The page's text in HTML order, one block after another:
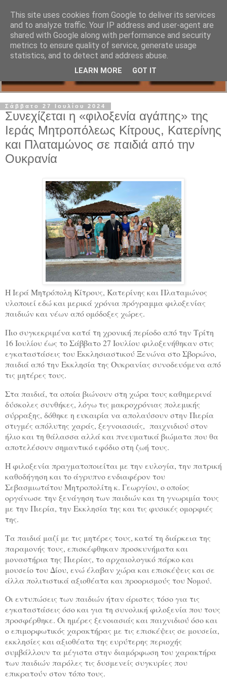
Σάββατο 27 Ιουλίου 2024
Συνεχίζεται η «φιλοξενία αγάπης» της
Ιεράς Μητροπόλεως Κίτρους, Κατερίνης
και Πλαταμώνος σε παιδιά από την
Ουκρανία
Η Ιερά Μητρόπολη Κίτρους, Κατερίνης και Πλαταμώνος
υλοποιεί εδώ και μερικά χρόνια πρόγραμμα φιλοξενίας
παιδιών και νέων από ομόδοξες χώρες.
Πιο συγκεκριμένα κατά τη χρονική περίοδο από την Τρίτη
16 Ιουλίου έως το Σάββατο 27 Ιουλίου φιλοξενήθηκαν στις
εγκαταστάσεις του Εκκλησιαστικού Ξενώνα στο Σβορώνο,
παιδιά από την Εκκλησία της Ουκρανίας συνοδευόμενα από
τις μητέρες τους.
Στα παιδιά, τα οποία βιώνουν στη χώρα τους καθημερινά
δύσκολες συνθήκες, λόγω τις μακροχρόνιας πολεμικής
σύρραξης, δόθηκε η ευκαιρία να απολαύσουν στην Πιερία
στιγμές απόλυτης χαράς, ξεγνοιασιάς, παιχνιδιού στον
ήλιο και τη θάλασσα αλλά και πνευματικά βιώματα που θα
αποτελέσουν σημαντικό εφόδιο στη ζωή τους.
Η φιλοξενία πραγματοποιείται με την ευλογία, την πατρική
καθοδήγηση και το άγρυπνο ενδιαφέρον του
Σεβασμιωτάτου Μητροπολίτη κ. Γεωργίου, ο οποίος
οργάνωσε την ξενάγηση των παιδιών και τη γνωριμία τους
με την Πιερία, την Εκκλησία της και τις φυσικές ομορφιές
της.
Τα παιδιά μαζί με τις μητέρες τους, κατά τη διάρκεια της
παραμονής τους, επισκέφθηκαν προσκυνήματα και
μοναστήρια της Πιερίας, το αρχαιολογικό πάρκο και
μουσείο του Δίου, ενώ έλαβαν χώρα και επισκέψεις και σε
άλλα πολιτιστικά αξιοθέατα και προορισμούς του Νομού.
Οι εντυπώσεις των παιδιών ήταν άριστες τόσο για τις
εγκαταστάσεις όσο και για τη συνολική φιλοξενία που τους
προσφέρθηκε. Οι ημέρες ξενοιασιάς και παιχνιδιού όσο και
ο επιμορφωτικός χαρακτήρας με τις επισκέψεις σε μουσεία,
εκκλησίες και αξιοθέατα της ευρύτερης περιοχής
συμβάλλουν τα μέγιστα στην διαμόρφωση του χαρακτήρα
των παιδιών παρόλες τις δυσμενείς συγκυρίες που
επικρατούν στον τόπο τους.
This site uses cookies from Google to deliver its services
and to analyze traffic. Your IP address and user-agent are
shared with Google along with performance and security
metrics to ensure quality of service, generate usage
statistics, and to detect and address abuse.
LEARN MORE GOT IT